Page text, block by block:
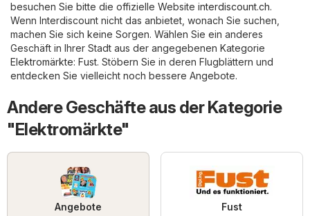
besuchen Sie bitte die offizielle Website interdiscount.ch.
Wenn Interdiscount nicht das anbietet, wonach Sie suchen,
machen Sie sich keine Sorgen. Wählen Sie ein anderes
Geschäft in Ihrer Stadt aus der angegebenen Kategorie
Elektromärkte: Fust. Stöbern Sie in deren Flugblättern und
entdecken Sie vielleicht noch bessere Angebote.
Andere Geschäfte aus der Kategorie
"Elektromärkte"
Angebote Fust